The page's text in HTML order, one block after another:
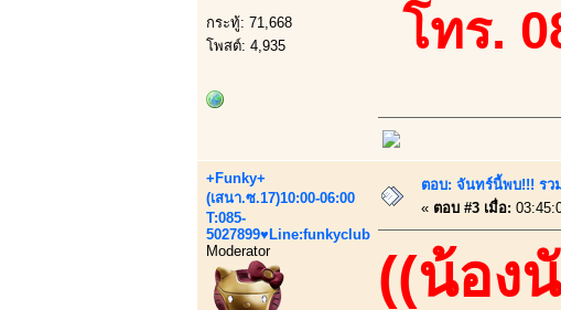
กระทู้: 71,668
โพสต์: 4,935
โทร.
+Funky+
(เสนา.ซ.17)10:00-06:00
T:085-
5027899♥Line:funkyclub
Moderator
ตอบ: จันทร์นี้พบ!!! ร
« ตอบ #3 เมื่อ:
((น้อง